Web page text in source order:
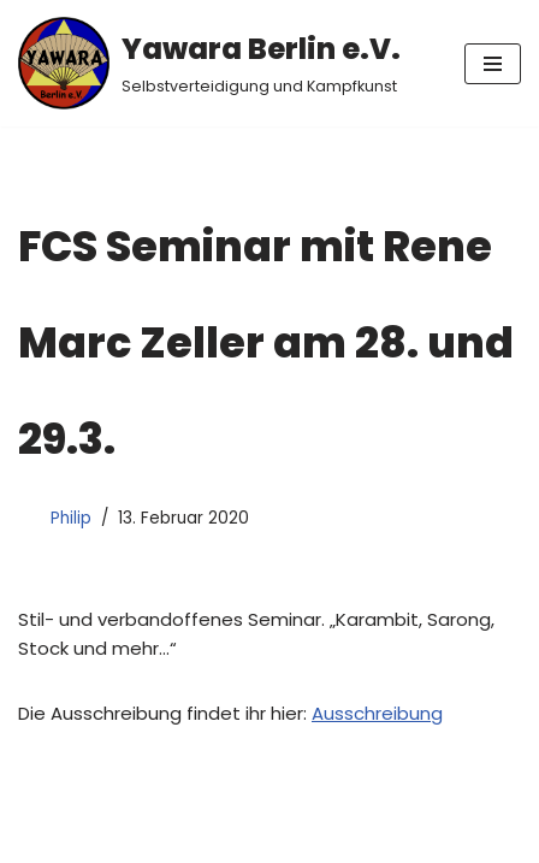
Zum
Inhalt
Yawara Berlin e.V.
Selbstverteidigung und Kampfkunst
FCS Seminar mit Rene
Marc Zeller am 28. und
29.3.
Philip 13. Februar 2020
Stil- und verbandoffenes Seminar. „Karambit, Sarong,
Stock und mehr…“
Die Ausschreibung findet ihr hier: Ausschreibung